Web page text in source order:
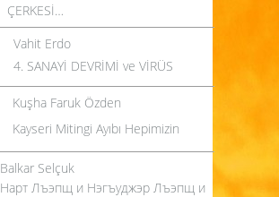
ÇERKESİ…
Vahit Erdo
4. SANAYİ DEVRİMİ ve VİRÜS
Kuşha Faruk Özden
Kayseri Mitingi Ayıbı Hepimizin
Balkar Selçuk
Нарт Лъэпщ и Нэгъуджэр Лъэпщ и